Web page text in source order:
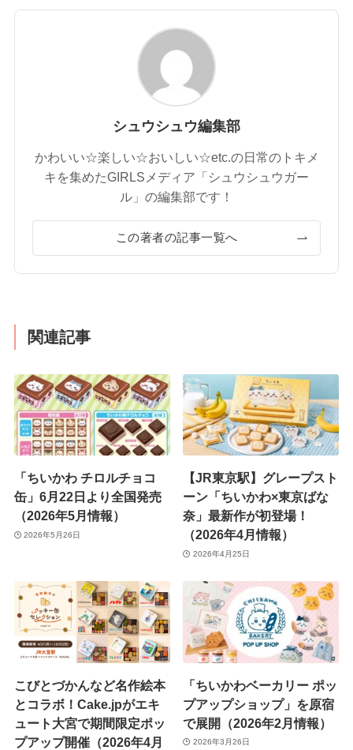
シュウシュウ編集部
かわいい☆楽しい☆おいしい☆etc.の日常のトキメ
キを集めたGIRLSメディア「シュウシュウガー
ル」の編集部です！
この著者の記事一覧へ
関連記事
「ちいかわ チロルチョコ
缶」6月22日より全国発売
（2026年5月情報）
2026年5月26日
【JR東京駅】グレープスト
ーン「ちいかわ×東京ばな
奈」最新作が初登場！
（2026年4月情報）
2026年4月25日
こびとづかんなど名作絵本
とコラボ！Cake.jpがエキ
ュート大宮で期間限定ポッ
プアップ開催（2026年4月
「ちいかわベーカリー ポッ
プアップショップ」を原宿
で展開（2026年2月情報）
2026年3月26日